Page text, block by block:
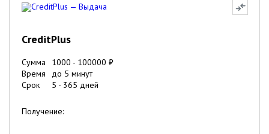
CreditPlus
Сумма 1000 - 100000 ₽
Время
до 5 минут
Срок
5 - 365 дней
Получение: